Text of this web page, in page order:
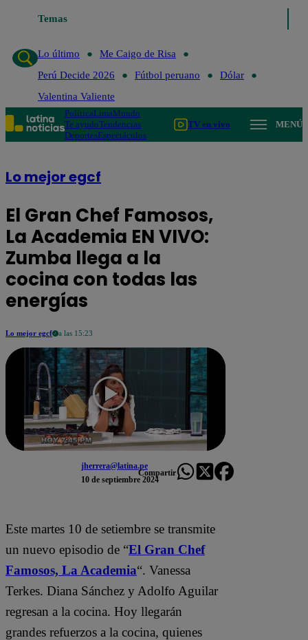
TemasLo último
Lo último
Me Caigo de Risa
Perú Decide 2026
Fútbol peruano
Dólar
Valentina Valiente
PolíticaLimaMundo
Te ayudoTendencias
DeportesEspectáculos
TV en vivo MENÚ
Lo mejor egcf
El Gran Chef Famosos,
La Academia EN VIVO:
Zumba llega a la
cocina con todas las
energías
Lo mejor egcf a las 15:23
jherrera@latina.pe
10 de septiembre 2024
Compartir
Este martes 10 de setiembre se transmite
un nuevo episodio de “El Gran Chef
Famosos, La Academia“. Vanessa
Terkes. Diana Sánchez y Adolfo Aguilar
regresan a la cocina. Hoy llegarán
grandes refuerzos a la cocina, quienes